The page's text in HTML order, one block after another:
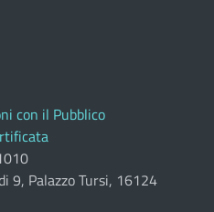
con il Pubblico
9, Palazzo Tursi, 16124